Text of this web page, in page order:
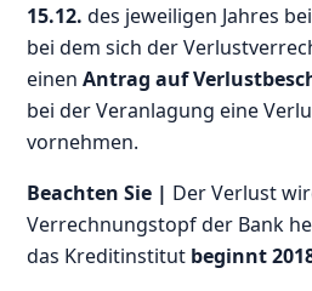
15.12. des jeweiligen Jahres
bei dem sich der
einenAntrag auf
bei der Veranlagung eine
vornehmen.
Beachten Sie | Der Verlust
Verrechnungstopf der Bank
das Kreditinstitut beginnt